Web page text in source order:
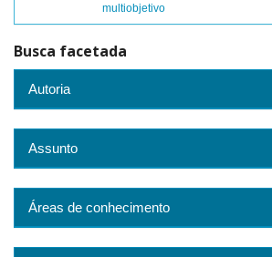
multiobjetivo
Busca facetada
Autoria
Assunto
Áreas de conhecimento